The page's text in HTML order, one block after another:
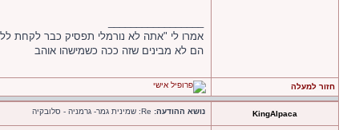
אמרו לי "אתה לא נורמלי תפסיק כבר לקחת
הם לא מבינים שזה ככה כשמישהו אוהב
חזור למעלה
KingAlpaca נושא ההודעה: